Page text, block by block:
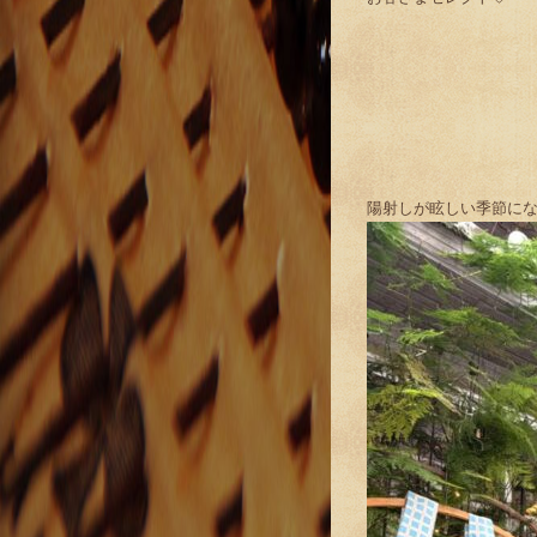
陽射しが眩しい季節に